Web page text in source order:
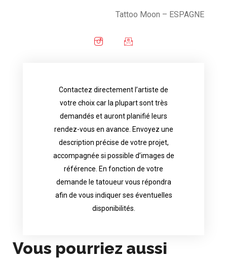
Tattoo Moon – ESPAGNE
Contactez directement l’artiste de
votre choix car la plupart sont très
demandés et auront planifié leurs
rendez-vous en avance. Envoyez une
description précise de votre projet,
accompagnée si possible d’images de
référence. En fonction de votre
demande le tatoueur vous répondra
afin de vous indiquer ses éventuelles
disponibilités.
Contact directly the artist of your
choice because most are in great
appointments in advance. Send an
accurate description of your project, if
possible attached with reference
images. Depending your request, the
tattoo artist will answer to tell you his
Vous pourriez aussi